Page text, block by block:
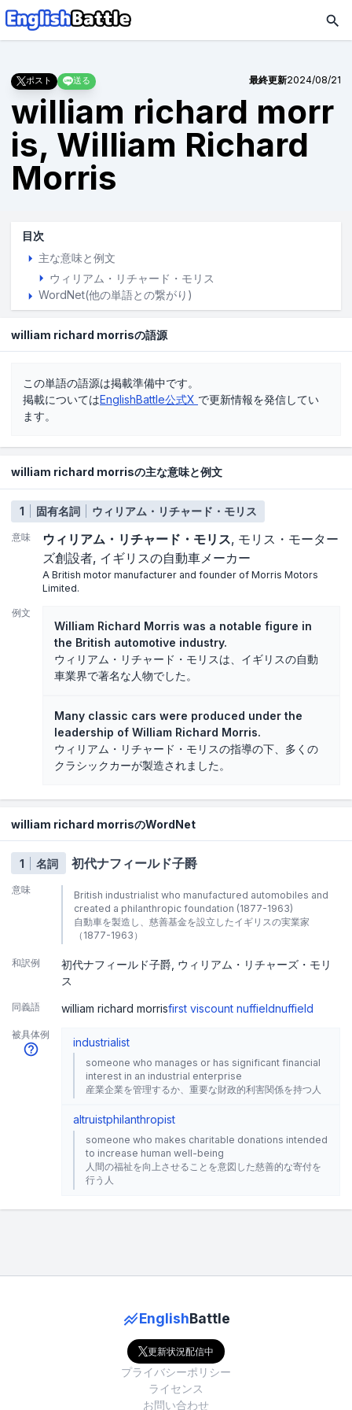
ポスト 送る 最終更新2024/08/21
william richard morr
is, William Richard
Morris
目次
主な意味と例文
ウィリアム・リチャード・モリス
WordNet(他の単語との繋がり)
william richard morrisの語源
この単語の語源は掲載準備中です。
掲載についてはEnglishBattle公式X で更新情報を発信してい
ます。
william richard morrisの主な意味と例文
1 固有名詞 ウィリアム・リチャード・モリス
意味 ウィリアム・リチャード・モリス モリス・モーター
ズ創設者 イギリスの自動車メーカー
A British motor manufacturer and founder of Morris Motors
Limited.
例文
William Richard Morris was a notable figure in
the British automotive industry.
ウィリアム・リチャード・モリスは、イギリスの自動
車業界で著名な人物でした。
Many classic cars were produced under the
leadership of William Richard Morris.
ウィリアム・リチャード・モリスの指導の下、多くの
クラシックカーが製造されました。
william richard morrisのWordNet
1 名詞 初代ナフィールド子爵
意味
British industrialist who manufactured automobiles and
created a philanthropic foundation (1877-1963)
自動車を製造し、慈善基金を設立したイギリスの実業家
（1877-1963）
和訳例 初代ナフィールド子爵 ウィリアム・リチャーズ・モリ
ス
同義語 william richard morrisfirst viscount nuffieldnuffield
被具体例
industrialist
someone who manages or has significant financial
interest in an industrial enterprise
産業企業を管理するか、重要な財政的利害関係を持つ人
altruistphilanthropist
someone who makes charitable donations intended
to increase human well-being
人間の福祉を向上させることを意図した慈善的な寄付を
行う人
EnglishBattle
更新状況配信中
プライバシーポリシー
ライセンス
お問い合わせ